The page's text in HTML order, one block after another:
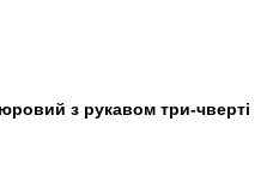
з рукавом три-чверті